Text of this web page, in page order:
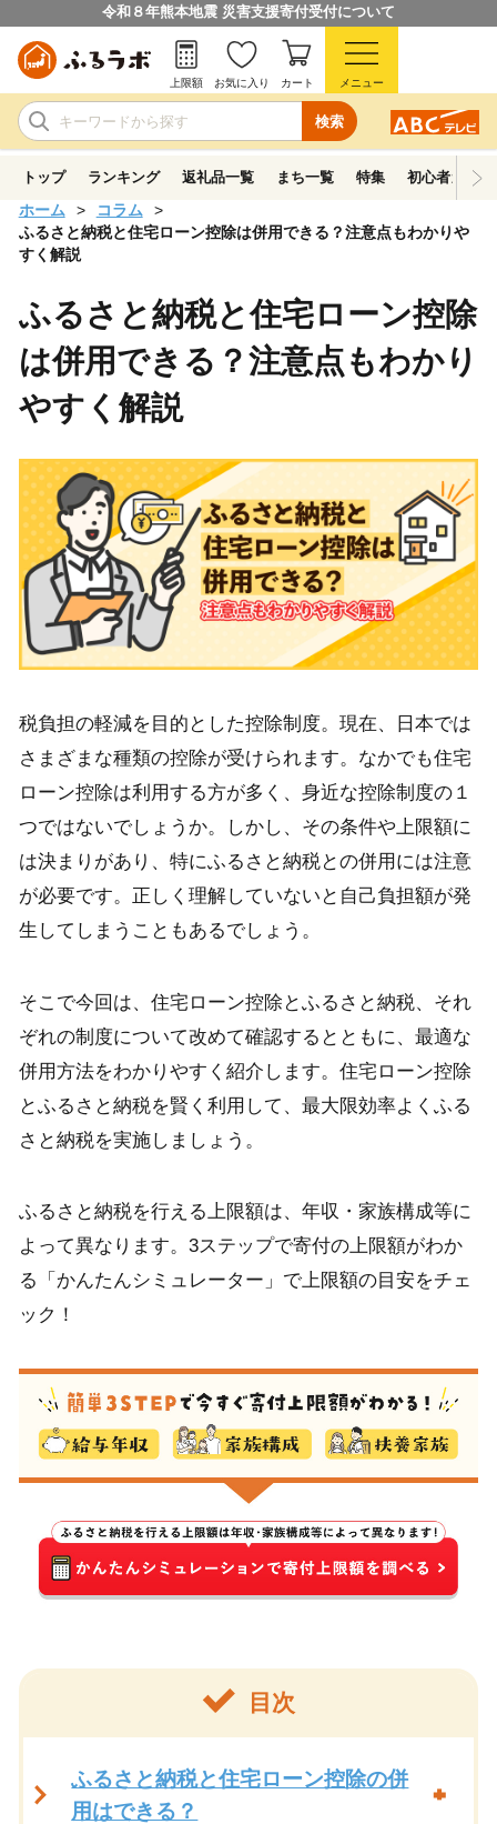
令和８年熊本地震 災害支援寄付受付について
検索
上限額 お気に入り カート メニュー
トップ ランキング 返礼品一覧 まち一覧 特集
初心者ガイド
ホーム
コラム
ふるさと納税と住宅ローン控除は併用できる？注意点もわかりや
すく解説
ふるさと納税と住宅ローン控除
は併用できる？注意点もわかり
やすく解説
税負担の軽減を目的とした控除制度。現在、日本では
さまざまな種類の控除が受けられます。なかでも住宅
ローン控除は利用する方が多く、身近な控除制度の１
つではないでしょうか。しかし、その条件や上限額に
は決まりがあり、特にふるさと納税との併用には注意
が必要です。正しく理解していないと自己負担額が発
生してしまうこともあるでしょう。
そこで今回は、住宅ローン控除とふるさと納税、それ
ぞれの制度について改めて確認するとともに、最適な
併用方法をわかりやすく紹介します。住宅ローン控除
とふるさと納税を賢く利用して、最大限効率よくふる
さと納税を実施しましょう。
ふるさと納税を行える上限額は、年収・家族構成等に
よって異なります。3ステップで寄付の上限額がわか
る「かんたんシミュレーター」で上限額の目安をチェ
ック！
目次
ふるさと納税と住宅ローン控除の併
用はできる？